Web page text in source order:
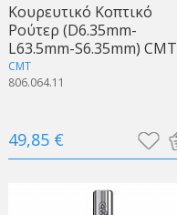
Κουρευτικό Κοπτικό
Ρούτερ (D6.35mm-
L63.5mm-S6.35mm) CMT
CMT
806.064.11
49,85 €